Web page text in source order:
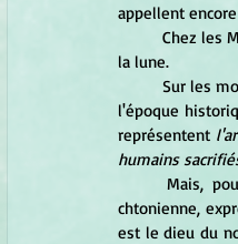
appellent
	Chez les Mayas, les sorcières se présentent sous la forme du jaguar et elles sont l'expression des phases de
la lune.
l'époque
représentent
humains
chtonienne,
est le dieu du